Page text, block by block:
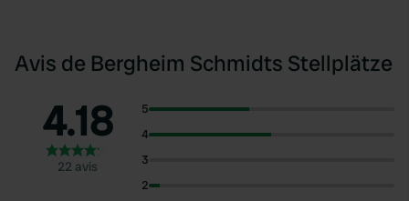
Avis de Bergheim Schmidts Stellplätze
4.18
22 avis
5
4
3
2